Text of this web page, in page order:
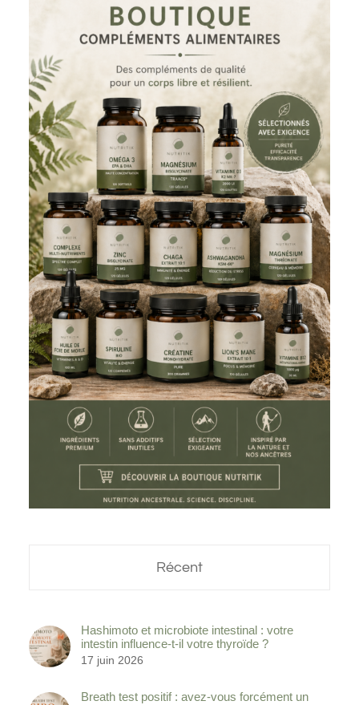
Récent
Hashimoto et microbiote intestinal : votre
intestin influence-t-il votre thyroïde ?
17 juin 2026
Breath test positif : avez-vous forcément un